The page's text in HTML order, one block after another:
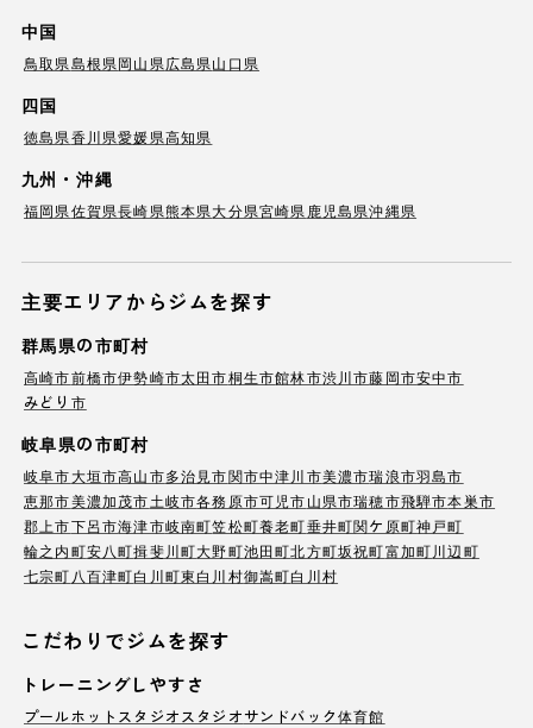
中国
鳥取県島根県岡山県広島県山口県
四国
徳島県香川県愛媛県高知県
九州・沖縄
福岡県佐賀県長崎県熊本県大分県宮崎県 鹿児島県沖縄県
主要エリアからジムを探す
群馬県の市町村
高崎市前橋市伊勢崎市太田市桐生市館林市渋川市藤岡市安中市
みどり市
岐阜県の市町村
岐阜市大垣市高山市多治見市関市中津川市美濃市瑞浪市羽島市
恵那市美濃加茂市土岐市各務原市可児市山県市瑞穂市飛騨市本巣市
郡上市下呂市海津市岐南町笠松町養老町垂井町関ケ原町神戸町
輪之内町安八町揖斐川町大野町池田町北方町坂祝町富加町川辺町
七宗町 八百津町白川町東白川村御嵩町白川村
こだわりでジムを探す
トレーニングしやすさ
プールホットスタジオ スタジオサンドバック体育館